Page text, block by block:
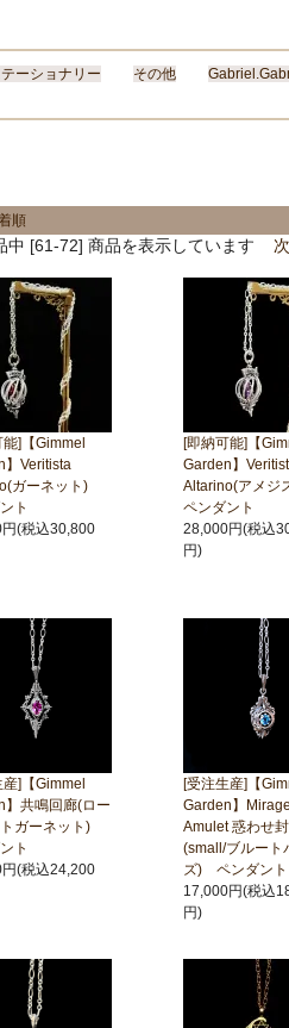
テーショナリー その他
順
[61-72] 商品を表示しています
能]【Gimmel
】Veritista
ガーネット)
ト
(税込30,800
[即納可能]【
Garden】
Altarino(アメジ
ペンダント
28,000円(税込
円)
産]【Gimmel
】共鳴回廊(ロー
トガーネット)
ト
(税込24,200
[受注生産]【
Garden】Mirage
Amulet 惑わせ
(small/ブルート
ズ) ペンダント
17,000円(税込
円)